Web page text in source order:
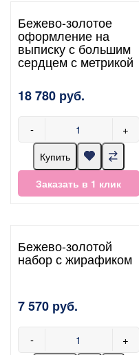
Бежево-золотое
оформление на
выписку с большим
сердцем с метрикой
18 780 руб.
- +
Купить
Заказать в 1 клик
Бежево-золотой
набор с жирафиком
7 570 руб.
- +